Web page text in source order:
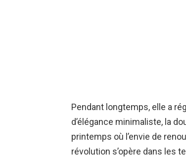
Pendant longtemps, elle a
d’élégance minimaliste, la
printemps où l’envie de
révolution s’opère dans les